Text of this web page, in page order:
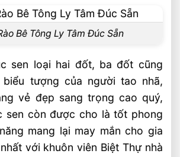
Bê Tông Ly Tâm Đúc Sẵn
sen loại hai đốt, ba đốt cũng
tượng của người tao nhã,
vẻ đẹp sang trọng cao quý,
sen còn được cho là tốt phong
mang lại may mắn cho gia
với khuôn viên Biệt Thự nhà